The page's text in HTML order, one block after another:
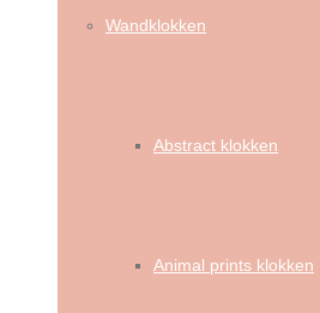
Wandklokken
Abstract klokken
Animal prints klokken